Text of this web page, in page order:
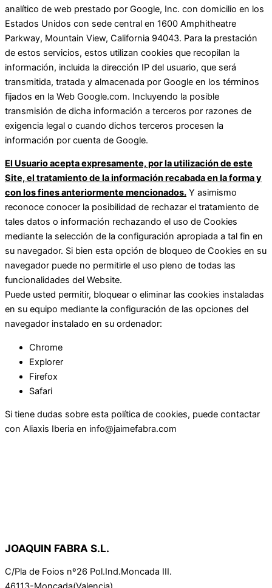
analítico de web prestado por Google, Inc. con domicilio en los
Estados Unidos con sede central en 1600 Amphitheatre
Parkway, Mountain View, California 94043. Para la prestación
de estos servicios, estos utilizan cookies que recopilan la
información, incluida la dirección IP del usuario, que será
transmitida, tratada y almacenada por Google en los términos
fijados en la Web Google.com. Incluyendo la posible
transmisión de dicha información a terceros por razones de
exigencia legal o cuando dichos terceros procesen la
información por cuenta de Google.
El Usuario acepta expresamente, por la utilización de este
Site, el tratamiento de la información recabada en la forma y
con los fines anteriormente mencionados. Y asimismo
reconoce conocer la posibilidad de rechazar el tratamiento de
tales datos o información rechazando el uso de Cookies
mediante la selección de la configuración apropiada a tal fin en
su navegador. Si bien esta opción de bloqueo de Cookies en su
navegador puede no permitirle el uso pleno de todas las
funcionalidades del Website.
Puede usted permitir, bloquear o eliminar las cookies instaladas
en su equipo mediante la configuración de las opciones del
navegador instalado en su ordenador:
Chrome
Explorer
Firefox
Safari
Si tiene dudas sobre esta política de cookies, puede contactar
con Aliaxis Iberia en info@jaimefabra.com
JOAQUIN FABRA S.L.
C/Pla de Foios nº26 Pol.Ind.Moncada III.